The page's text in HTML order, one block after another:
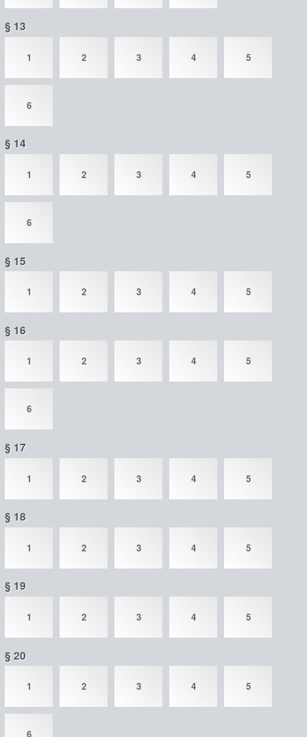
§ 13
1 2 3 4 5
6
§ 14
1 2 3 4 5
6
§ 15
1 2 3 4 5
§ 16
1 2 3 4 5
6
§ 17
1 2 3 4 5
§ 18
1 2 3 4 5
§ 19
1 2 3 4 5
§ 20
1 2 3 4 5
6